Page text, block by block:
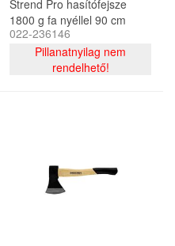
Strend Pro hasítófejsze
1800 g fa nyéllel 90 cm
A613
022-236146
Pillanatnyilag nem
rendelhető!